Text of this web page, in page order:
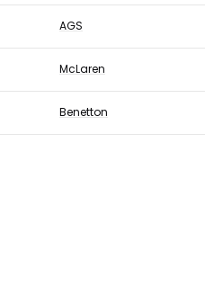
AGS
McLaren
Benetton